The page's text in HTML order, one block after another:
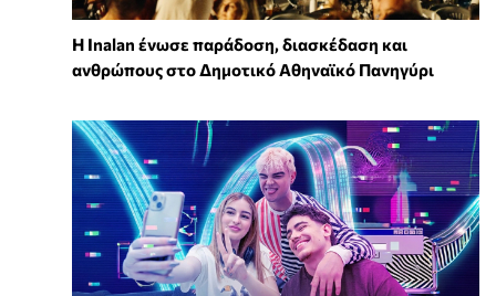
Η Inalan ένωσε παράδοση, διασκέδαση και
ανθρώπους στο Δημοτικό Αθηναϊκό Πανηγύρι